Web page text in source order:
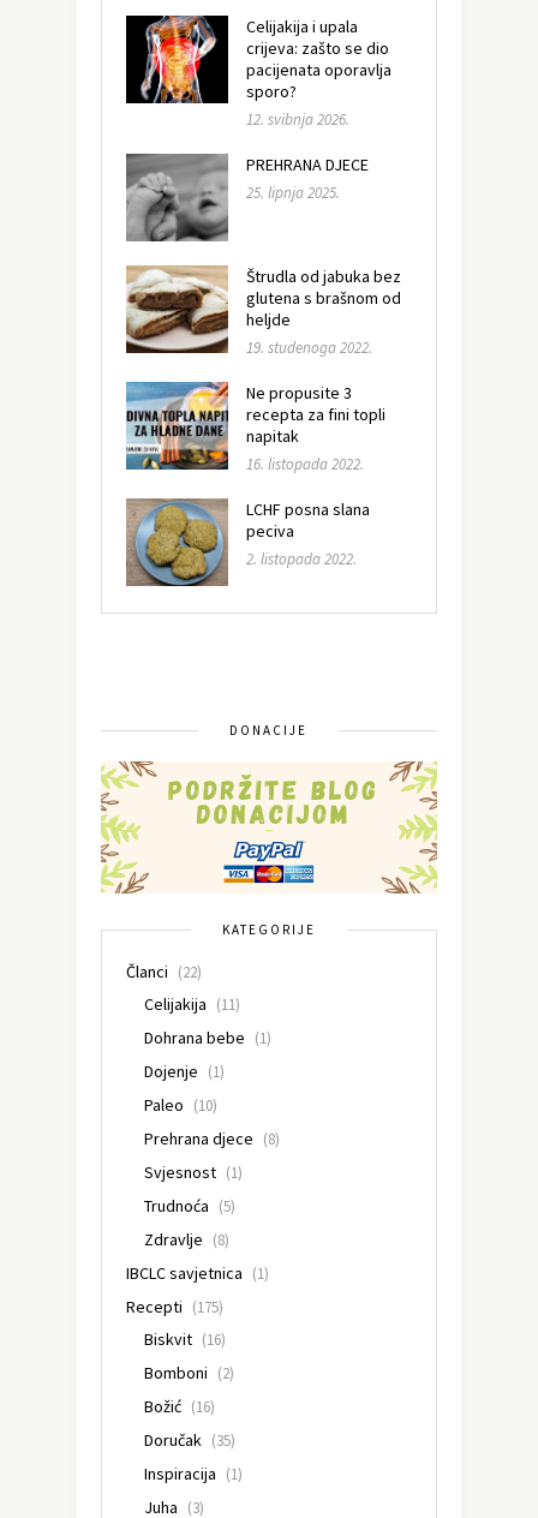
Celijakija i upala
crijeva: zašto se dio
pacijenata oporavlja
sporo?
12. svibnja 2026.
PREHRANA DJECE
25. lipnja 2025.
Štrudla od jabuka bez
glutena s brašnom od
heljde
19. studenoga 2022.
Ne propusite 3
recepta za fini topli
napitak
16. listopada 2022.
LCHF posna slana
peciva
2. listopada 2022.
DONACIJE
KATEGORIJE
Članci (22)
Celijakija (11)
Dohrana bebe (1)
Dojenje (1)
Paleo (10)
Prehrana djece (8)
Svjesnost (1)
Trudnoća (5)
Zdravlje (8)
IBCLC savjetnica (1)
Recepti (175)
Biskvit (16)
Bomboni (2)
Božić (16)
Doručak (35)
Inspiracija (1)
Juha (3)